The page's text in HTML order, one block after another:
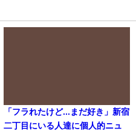
「フラれたけど...まだ好き」新宿
二丁目にいる人達に個人的ニュ